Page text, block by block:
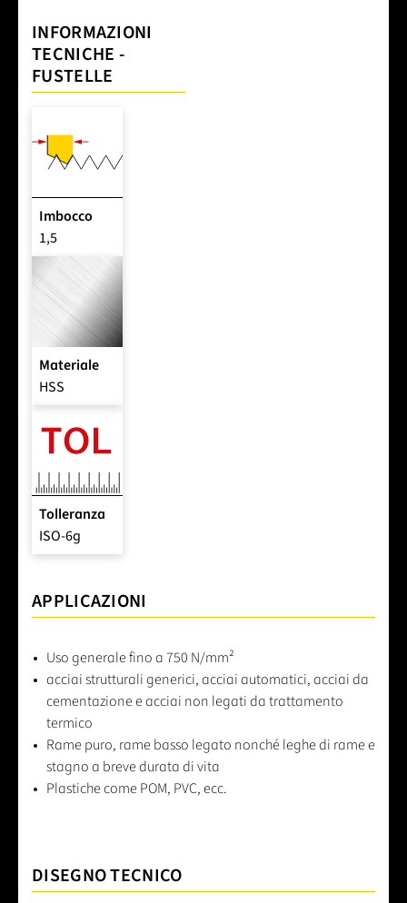
INFORMAZIONI
TECNICHE -
FUSTELLE
Imbocco
1,5
Materiale
HSS
Tolleranza
ISO-6g
APPLICAZIONI
Uso generale fino a 750 N/mm²
acciai strutturali generici, acciai automatici, acciai da
cementazione e acciai non legati da trattamento
termico
Rame puro, rame basso legato nonché leghe di rame e
stagno a breve durata di vita
Plastiche come POM, PVC, ecc.
DISEGNO TECNICO